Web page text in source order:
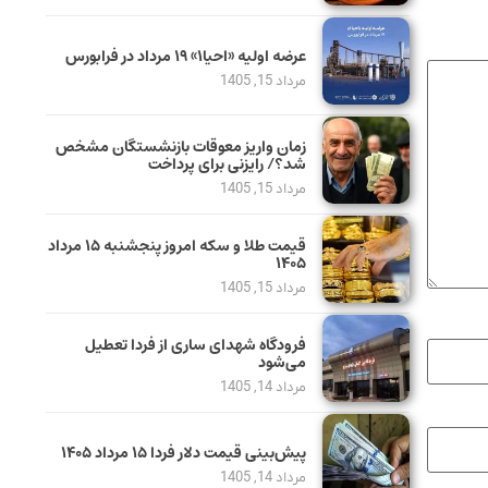
عرضه اولیه «احیا۱» ۱۹ مرداد در فرابورس
مرداد 15, 1405
زمان واریز معوقات بازنشستگان مشخص
شد؟/ رایزنی برای پرداخت
مرداد 15, 1405
قیمت طلا و سکه امروز پنجشنبه ۱۵ مرداد
۱۴۰۵
مرداد 15, 1405
فرودگاه شهدای ساری از فردا تعطیل
می‌شود
مرداد 14, 1405
پیش‌بینی قیمت دلار فردا ۱۵ مرداد ۱۴۰۵
مرداد 14, 1405